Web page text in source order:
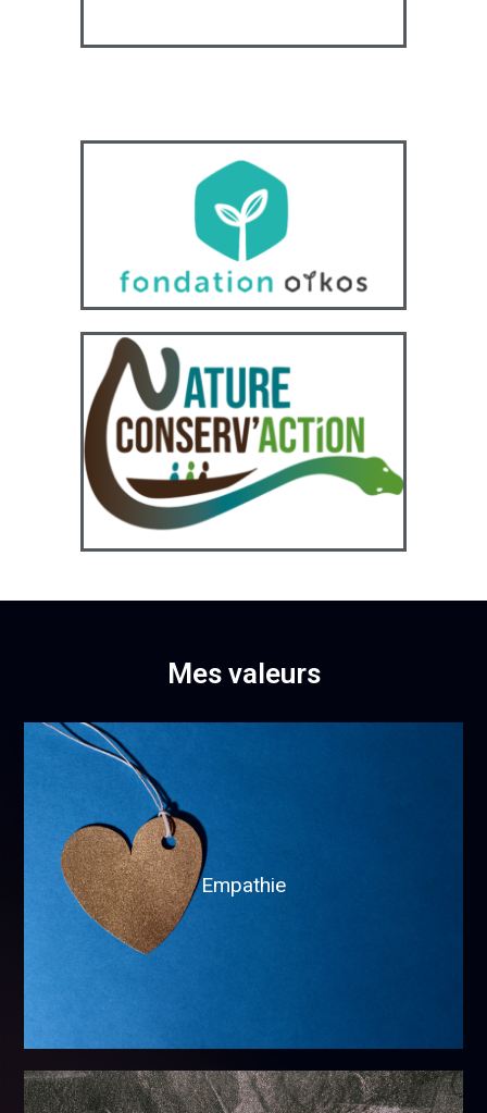
Mes valeurs
Empathie
Accueil inconditionnel
Ouverture d’esprit